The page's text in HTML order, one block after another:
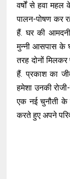
वर्षों से हवा
पालन-पोषण कर
हैं. घर की
मुन्नी आसपास के
तरह दोनों
हैं. प्रकाश का
हमेशा उनकी
एक नई चुनौती
करते हुए अपने